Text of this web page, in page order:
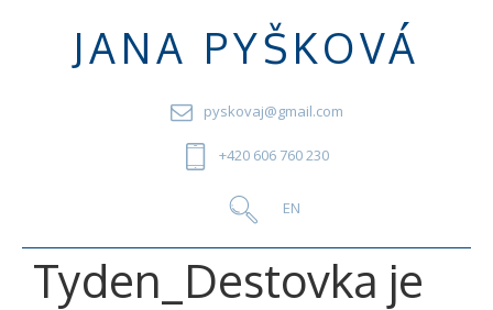
JANA PYŠKOVÁ
pyskovaj@gmail.com
+420 606 760 230
Tyden_Destovka je